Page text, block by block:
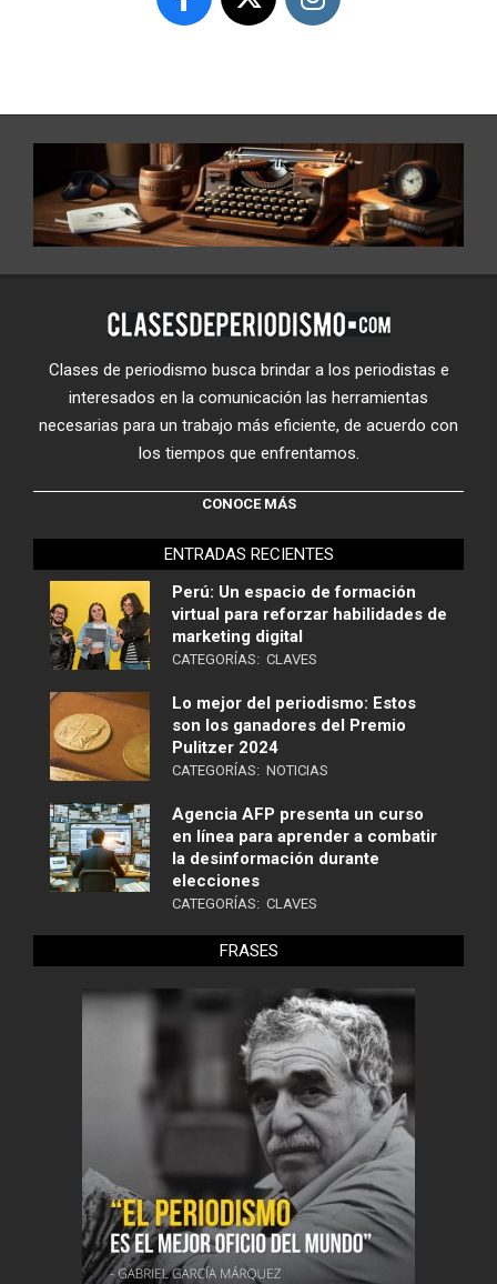
Clases de periodismo busca brindar a los periodistas e
interesados en la comunicación las herramientas
necesarias para un trabajo más eficiente, de acuerdo con
los tiempos que enfrentamos.
CONOCE MÁS
ENTRADAS RECIENTES
Perú: Un espacio de formación
virtual para reforzar habilidades de
marketing digital
CATEGORÍAS: CLAVES
Lo mejor del periodismo: Estos
son los ganadores del Premio
Pulitzer 2024
CATEGORÍAS: NOTICIAS
Agencia AFP presenta un curso
en línea para aprender a combatir
la desinformación durante
elecciones
CATEGORÍAS: CLAVES
FRASES